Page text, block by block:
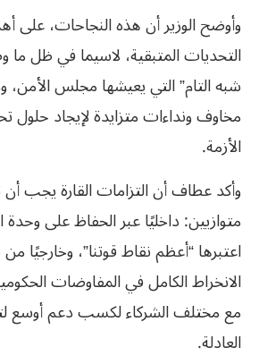
وأوضح الوزير أن هذه النجاحات، على
التحديات المتبقية، لاسيما في ظل ما
شبه التام” التي يعيشها مجلس الأمن،
مخاوف ونداءات متزايدة لإيجاد حلول
الأزمة.
وأكد عطاف أن التزامات القارة يجب
متوازيين: داخليًا عبر الحفاظ على
اعتبرها “أعظم نقاط قوتنا”، وخارجيًا
الانخراط الكامل في المفاوضات
مع مختلف الشركاء لكسب دعم أوسع
العادلة.